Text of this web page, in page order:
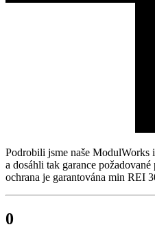
Podrobili jsme naše
a dosáhli tak garance
ochrana je garantována min REI
0